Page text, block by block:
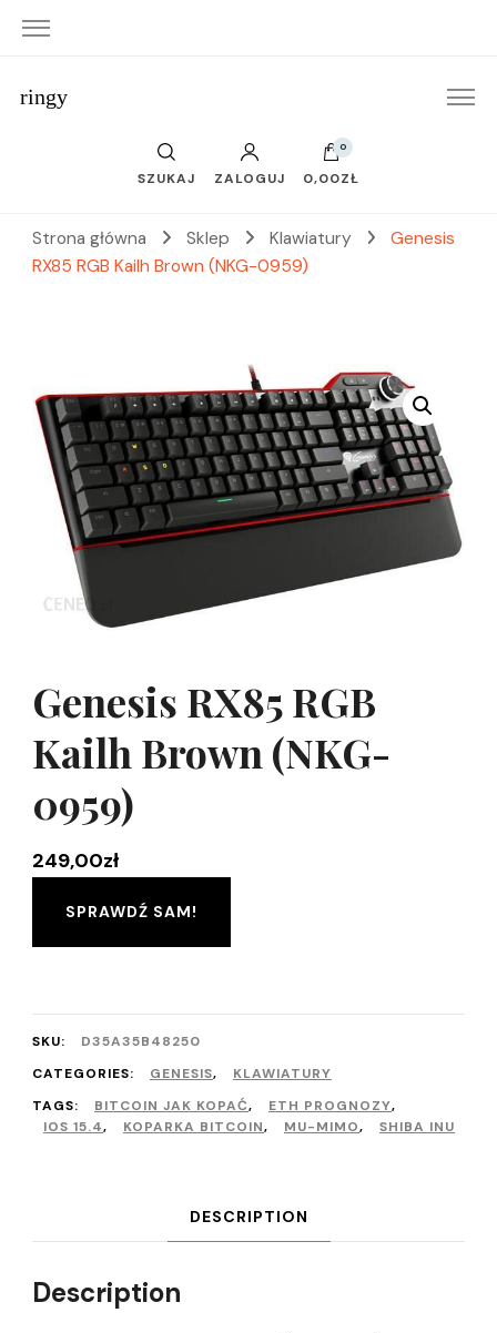
ringy
SZUKAJ ZALOGUJ
0
0,00ZŁ
Strona główna Sklep Klawiatury
Genesis
RX85 RGB Kailh Brown (NKG-0959)
Genesis RX85 RGB
Kailh Brown (NKG-
0959)
249,00zł
SPRAWDŹ SAM!
SKU:
D35A35B48250
CATEGORIES:
GENESIS,
KLAWIATURY
TAGS:
BITCOIN JAK KOPAĆ, ETH PROGNOZY,
IOS 15.4, KOPARKA BITCOIN, MU-MIMO, SHIBA INU
DESCRIPTION
Description